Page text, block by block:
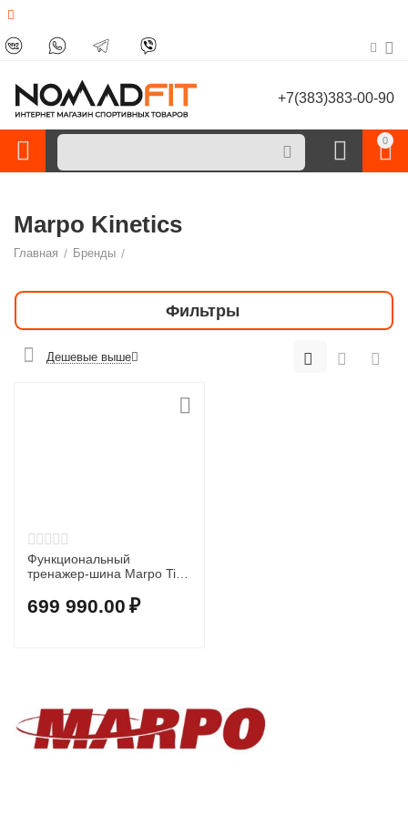
+7(383)383-00-90
0
Marpo Kinetics
Главная / Бренды /
Фильтры
Дешевые выше
Функциональный
тренажер-шина Marpo Tire
699 990.00 ₽